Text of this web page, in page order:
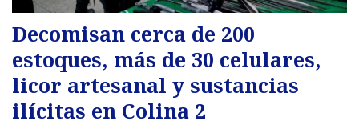
Decomisan cerca de 200
estoques, más de 30 celulares,
licor artesanal y sustancias
ilícitas en Colina 2